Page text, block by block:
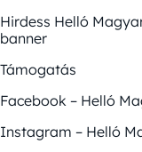
Hirdess Helló
banner
Támogatás
Facebook – Helló
Instagram – Helló